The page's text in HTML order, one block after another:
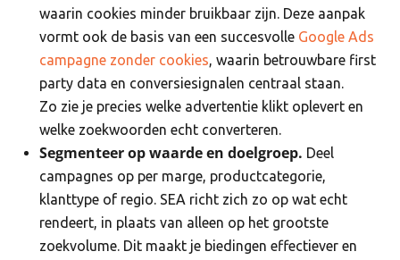
waarin cookies minder bruikbaar zijn. Deze aanpak
vormt ook de basis van een succesvolle Google Ads
campagne zonder cookies, waarin betrouwbare first
party data en conversiesignalen centraal staan.
Zo zie je precies welke advertentie klikt oplevert en
welke zoekwoorden echt converteren.
Segmenteer op waarde en doelgroep. Deel
campagnes op per marge, productcategorie,
klanttype of regio. SEA richt zich zo op wat echt
rendeert, in plaats van alleen op het grootste
zoekvolume. Dit maakt je biedingen effectiever en